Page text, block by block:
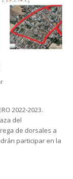
2022-2023.
del
de dorsales a
participar en la